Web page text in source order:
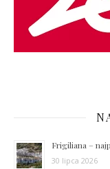
Frigiliana –
30 lipca 2026